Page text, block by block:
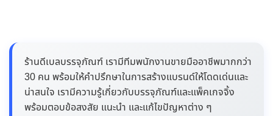
ร้านดีเบลบรรจุภัณฑ์ เรามีทีมพนักงานขายมืออาชีพมากกว่า
30 คน พร้อมให้คำปรึกษาในการสร้างแบรนด์ให้โดดเด่นและ
น่าสนใจ เรามีความรู้เกี่ยวกับบรรจุภัณฑ์และแพ็คเกจจิ้ง
พร้อมตอบข้อสงสัย แนะนำ และแก้ไขปัญหาต่าง ๆ